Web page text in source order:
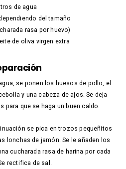
de agua
del tamaño
rasa por huevo)
de oliva virgen extra
se ponen los huesos de pollo, el
y una cabeza de ajos. Se deja
para que se haga un buen caldo.
se pica en trozos pequeñitos
lonchas de jamón. Se le añaden los
cucharada rasa de harina por cada
rectifica de sal.